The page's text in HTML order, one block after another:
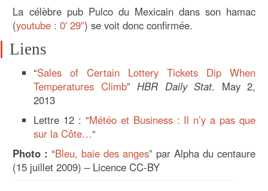
La célèbre pub Pulco du Mexicain dans son hamac
(youtube : 0′ 29″) se voit donc confirmée.
Liens
“Sales of Certain Lottery Tickets Dip When
Temperatures Climb”HBR Daily Stat. May 2,
2013
Lettre 12 : “Météo et Business : Il n’y a pas que
sur la Côte…“
Photo : “Bleu, baie des anges” par Alpha du centaure
(15 juillet 2009) – Licence CC-BY